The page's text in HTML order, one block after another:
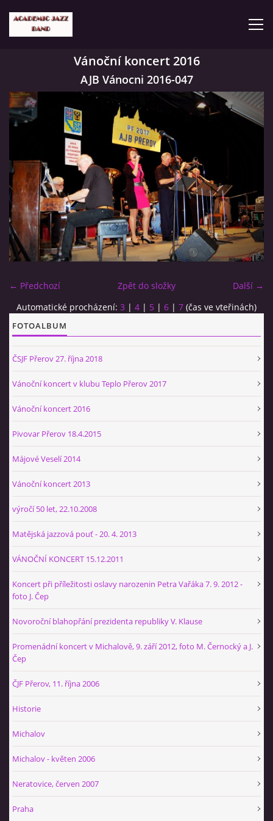
KONCERTY
VIDEA
HISTORIE
TVORBA
SEZNAM SKLADEB HRANÝCH AJB
HISTORIE A ZAJÍMAVOSTI ZE SVĚTA JAZZU
Petr HRADIL
Nahoru ↑
Vánoční koncert 2016
AJB Vánocni 2016-047
← Předchozí Další →
Zpět do složky
Automatické procházení: 3 | 4 | 5 | 6 | 7 (čas ve vteřinách)
FOTOALBUM
ČSJF Přerov 27. října 2018
Vánoční koncert v klubu Teplo Přerov 2017
Vánoční koncert 2016
Pivovar Přerov 18.4.2015
Májové Veselí 2014
Vánoční koncert 2013
výročí 50 let, 22.10.2008
Matějská jazzová pouť - 20. 4. 2013
VÁNOČNÍ KONCERT 15.12.2011
Koncert při příležitosti oslavy narozenin Petra Vařáka 7. 9. 2012 -
foto J. Čep
Novoroční blahopřání prezidenta republiky V. Klause
Promenádní koncert v Michalově, 9. září 2012, foto M. Černocký a J.
Čep
ČJF Přerov, 11. října 2006
Historie
Michalov
Michalov - květen 2006
Neratovice, červen 2007
Praha